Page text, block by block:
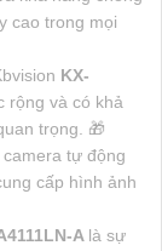
cao trong mọi
KX-
rộng và có khả
trọng. 🎁
tự động
cấp hình ảnh
A là sự